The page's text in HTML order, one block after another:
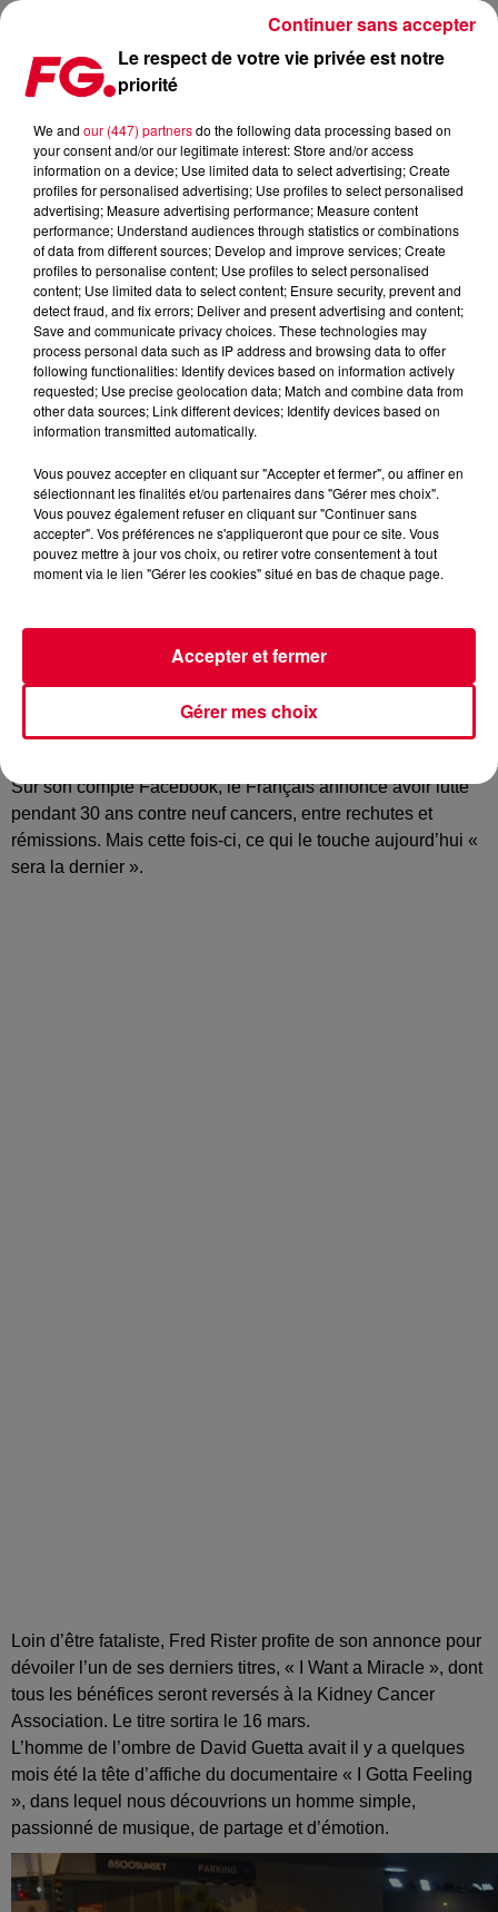
L’ÉMOUVANT MESSAGE DE FRED RISTER
Publié : 9 mars 2018 à 6h00 par La rédaction
Derrière les titres « I Gotta Feeling, « Love Dont’ Let Me go
Fred Rister est l’un des plus anciens partenaires musicaux
Peu connu du grand public, il a publié mercredi un message
sur les réseaux sociaux. De nouveau atteint d’un cancer, le
compagnon de route de David Guetta annonce à ses fans
Sur son compte Facebook, le Français annonce avoir lutté
pendant 30 ans contre neuf cancers, entre rechutes et
rémissions. Mais cette fois-ci, ce qui le touche aujourd’hui «
sera la dernier ».
Loin d’être fataliste, Fred Rister profite de son annonce pour
dévoiler l’un de ses derniers titres, « I Want a Miracle », dont
tous les bénéfices seront reversés à la Kidney Cancer
Association. Le titre sortira le 16 mars.
L’homme de l’ombre de David Guetta avait il y a quelques
mois été la tête d’affiche du documentaire « I Gotta Feeling
», dans lequel nous découvrions un homme simple,
passionné de musique, de partage et d’émotion.
Le respect de votre vie privée est notre
priorité
We and our (447) partnersdo the following data processing based on
your consent and/or our legitimate interest: Store and/or access
information on a device; Use limited data to select advertising; Create
profiles for personalised advertising; Use profiles to select personalised
advertising; Measure advertising performance; Measure content
performance; Understand audiences through statistics or combinations
of data from different sources; Develop and improve services; Create
profiles to personalise content; Use profiles to select personalised
content; Use limited data to select content; Ensure security, prevent and
detect fraud, and fix errors; Deliver and present advertising and content;
Save and communicate privacy choices. These technologies may
process personal data such as IP address and browsing data to offer
following functionalities: Identify devices based on information actively
requested; Use precise geolocation data; Match and combine data from
other data sources; Link different devices; Identify devices based on
information transmitted automatically.
Vous pouvez accepter en cliquant sur "Accepter et fermer", ou affiner en
sélectionnant les finalités et/ou partenaires dans "Gérer mes choix".
Vous pouvez également refuser en cliquant sur "Continuer sans
accepter". Vos préférences ne s'appliqueront que pour ce site. Vous
pouvez mettre à jour vos choix, ou retirer votre consentement à tout
moment via le lien "Gérer les cookies" situé en bas de chaque page.
Gérer mes choix
Accepter et fermer
Continuer sans accepter